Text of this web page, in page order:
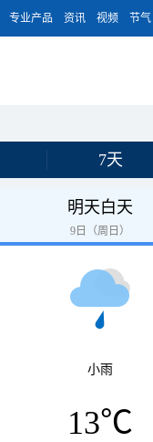
专业产品 资讯 视频 节气
7天
明天白天
9日（周日）
小雨
13℃